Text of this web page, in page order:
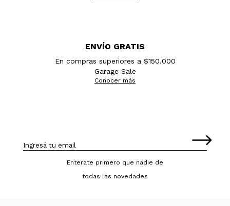
ENVÍO GRATIS
En compras superiores a $150.000
Garage Sale
Conocer más
Enterate primero que nadie de
todas las novedades